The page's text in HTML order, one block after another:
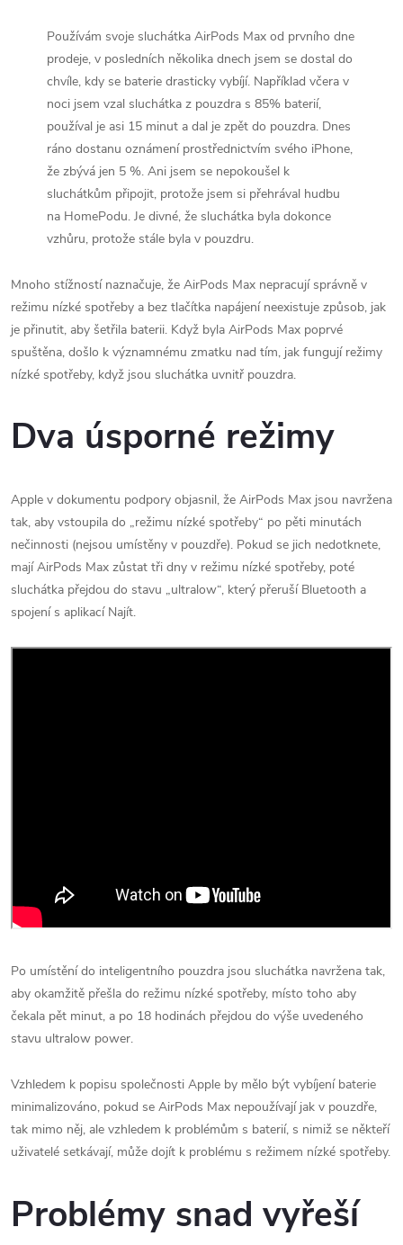
Používám svoje sluchátka AirPods Max od prvního dne
prodeje, v posledních několika dnech jsem se dostal do
chvíle, kdy se baterie drasticky vybíjí. Například včera v
noci jsem vzal sluchátka z pouzdra s 85% baterií,
používal je asi 15 minut a dal je zpět do pouzdra. Dnes
ráno dostanu oznámení prostřednictvím svého iPhone,
že zbývá jen 5 %. Ani jsem se nepokoušel k
sluchátkům připojit, protože jsem si přehrával hudbu
na HomePodu. Je divné, že sluchátka byla dokonce
vzhůru, protože stále byla v pouzdru.
Mnoho stížností naznačuje, že ‌AirPods Max‌ nepracují správně v
režimu nízké spotřeby a bez tlačítka napájení neexistuje způsob, jak
je přinutit, aby šetřila baterii. Když byla ‌AirPods Max‌ poprvé
spuštěna, došlo k významnému zmatku nad tím, jak fungují režimy
nízké spotřeby, když jsou sluchátka uvnitř pouzdra.
Dva úsporné režimy
Apple v dokumentu podpory objasnil, že AirPods Max jsou navržena
tak, aby vstoupila do „režimu nízké spotřeby“ po pěti minutách
nečinnosti (nejsou umístěny v pouzdře). Pokud se jich nedotknete,
mají AirPods Max zůstat tři dny v režimu nízké spotřeby, poté
sluchátka přejdou do stavu „ultralow“, který přeruší Bluetooth a
spojení s aplikací Najít.
Po umístění do inteligentního pouzdra jsou sluchátka navržena tak,
aby okamžitě přešla do režimu nízké spotřeby, místo toho aby
čekala pět minut, a po 18 hodinách přejdou do výše uvedeného
stavu ultralow power.
Vzhledem k popisu společnosti Apple by mělo být vybíjení baterie
minimalizováno, pokud se AirPods Max‌ nepoužívají jak v pouzdře,
tak mimo něj, ale vzhledem k problémům s baterií, s nimiž se někteří
uživatelé setkávají, může dojít k problému s režimem nízké spotřeby.
Problémy snad vyřeší